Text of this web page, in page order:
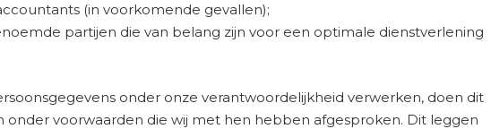
(in voorkomende gevallen);
partijen die van belang zijn voor een optimale dienstverlening
onder onze verantwoordelijkheid verwerken, doen dit
onder voorwaarden die wij met hen hebben afgesproken. Dit leggen